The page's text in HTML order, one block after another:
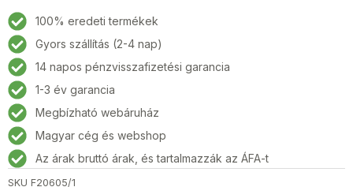
100% eredeti termékek
Gyors szállítás (2-4 nap)
14 napos pénzvisszafizetési garancia
1-3 év garancia
Megbízható webáruház
Magyar cég és webshop
Az árak bruttó árak, és tartalmazzák az ÁFA-t
SKU F20605/1